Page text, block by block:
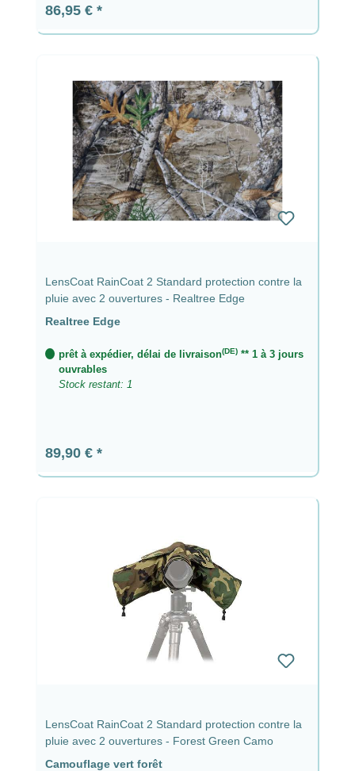
Prix régulier :
86,95 €
LensCoat RainCoat 2 Standard protection contre la
pluie avec 2 ouvertures - Realtree Edge
Realtree Edge
prêt à expédier, délai de livraison(DE)** 1 à 3 jours
ouvrables
Stock restant: 1
Prix régulier :
89,90 €
LensCoat RainCoat 2 Standard protection contre la
pluie avec 2 ouvertures - Forest Green Camo
Camouflage vert forêt